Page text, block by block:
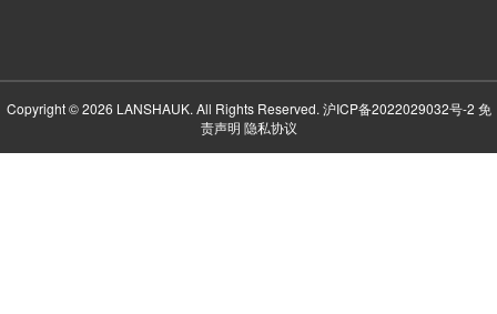
Copyright © 2026 LANSHAUK. All Rights Reserved. 沪ICP备2022029032号-2 免
责声明 隐私协议